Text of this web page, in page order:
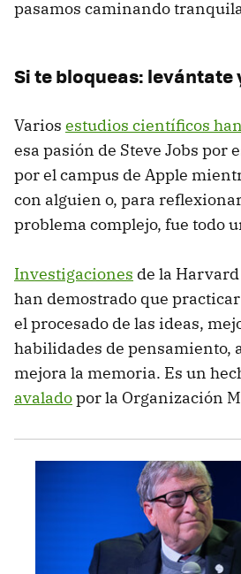
pasamos caminando
Si te bloqueas: levántate
Varios estudios científicos
esa pasión de Steve Jobs por
por el campus de Apple
con alguien o, para
problema complejo, fue todo
Investigaciones de la
han demostrado que
el procesado de las ideas,
habilidades de pensamiento,
mejora la memoria. Es un
avaladopor la Organización